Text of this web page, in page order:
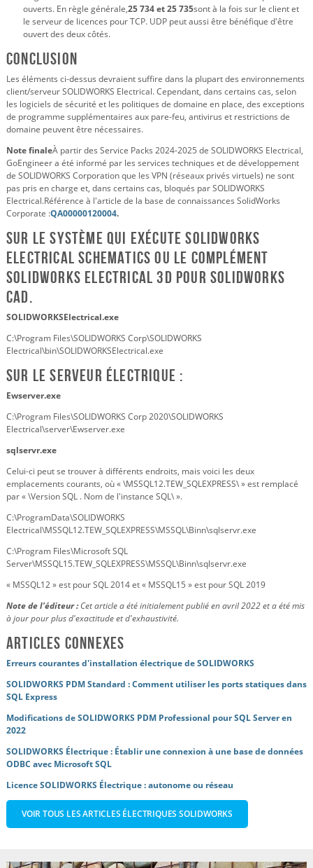
ouverts. En règle générale,25 734 et 25 735sont à la fois sur le client et
le serveur de licences pour TCP. UDP peut aussi être bénéfique d'être
ouvert des deux côtés.
Conclusion
Les éléments ci-dessus devraient suffire dans la plupart des environnements
client/serveur SOLIDWORKS Electrical. Cependant, dans certains cas, selon
les logiciels de sécurité et les politiques de domaine en place, des exceptions
de programme supplémentaires aux pare-feu, antivirus et restrictions de
domaine peuvent être nécessaires.
Note finaleÀ partir des Service Packs 2024-2025 de SOLIDWORKS Electrical,
GoEngineer a été informé par les services techniques et de développement
de SOLIDWORKS Corporation que les VPN (réseaux privés virtuels) ne sont
pas pris en charge et, dans certains cas, bloqués par SOLIDWORKS
Electrical.Référence à l'article de la base de connaissances SolidWorks
Corporate :QA00000120004.
Sur le système qui exécute SOLIDWORKS
Electrical Schematics ou le complément
SOLIDWORKS Electrical 3D pour SOLIDWORKS
CAD.
SOLIDWORKSElectrical.exe
C:\Program Files\SOLIDWORKS Corp\SOLIDWORKS
Electrical\bin\SOLIDWORKSElectrical.exe
Sur le serveur électrique :
Ewserver.exe
C:\Program Files\SOLIDWORKS Corp 2020\SOLIDWORKS
Electrical\server\Ewserver.exe
sqlservr.exe
Celui-ci peut se trouver à différents endroits, mais voici les deux
emplacements courants, où « \MSSQL12.TEW_SQLEXPRESS\ » est remplacé
par « \Version SQL . Nom de l'instance SQL\ ».
C:\ProgramData\SOLIDWORKS
Electrical\MSSQL12.TEW_SQLEXPRESS\MSSQL\Binn\sqlservr.exe
C:\Program Files\Microsoft SQL
Server\MSSQL15.TEW_SQLEXPRESS\MSSQL\Binn\sqlservr.exe
« MSSQL12 » est pour SQL 2014 et « MSSQL15 » est pour SQL 2019
Note de l'éditeur : Cet article a été initialement publié en avril 2022 et a été mis
à jour pour plus d'exactitude et d'exhaustivité.
Articles connexes
Erreurs courantes d'installation électrique de SOLIDWORKS
SOLIDWORKS PDM Standard : Comment utiliser les ports statiques dans
SQL Express
Modifications de SOLIDWORKS PDM Professional pour SQL Server en
2022
SOLIDWORKS Électrique : Établir une connexion à une base de données
ODBC avec Microsoft SQL
Licence SOLIDWORKS Électrique : autonome ou réseau
VOIR TOUS LES ARTICLES ÉLECTRIQUES SOLIDWORKS